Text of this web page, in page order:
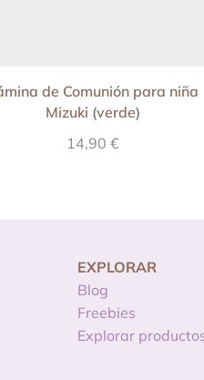
de Comunión para niña
Mizuki (verde)
14,90 €
EXPLORAR
Blog
Freebies
Explorar